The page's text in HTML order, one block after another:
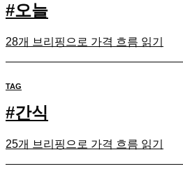
#오늘
28개 브리핑으로 가격 흐름 읽기
TAG
#간식
25개 브리핑으로 가격 흐름 읽기